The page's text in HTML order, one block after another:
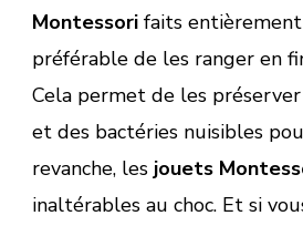
Montessori faits
préférable de les ranger en
Cela permet de les
et des bactéries nuisibles
revanche, les jouets
inaltérables au choc. Et si